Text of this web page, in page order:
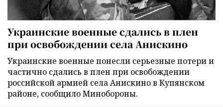
Украинские военные сдались в плен
при освобождении села Анискино
Украинские военные понесли серьезные потери и
частично сдались в плен при освобождении
российской армией села Анискино в Купянском
районе, сообщило Минобороны.